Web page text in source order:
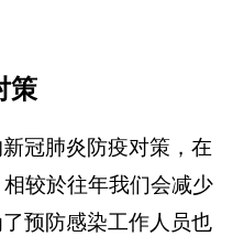
策
冠肺炎防疫对策，在
较於往年我们会减少
预防感染工作人员也